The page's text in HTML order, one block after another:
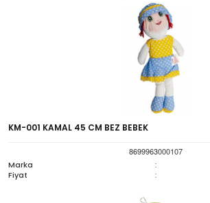
KM-001 KAMAL 45 CM BEZ BEBEK
8699963000107
Marka
:
Fiyat :